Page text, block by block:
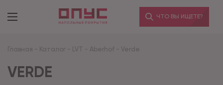
ЧТО ВЫ ИЩЕТЕ?
Главная - Каталог - LVT - Aberhof - Verde
VERDE